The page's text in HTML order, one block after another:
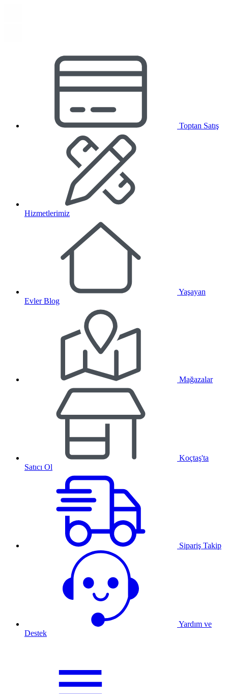
Toptan Satış
Hizmetlerimiz
Yaşayan
Evler Blog
Mağazalar
Koçtaş'ta
Satıcı Ol
Sipariş Takip
Yardım ve
Destek